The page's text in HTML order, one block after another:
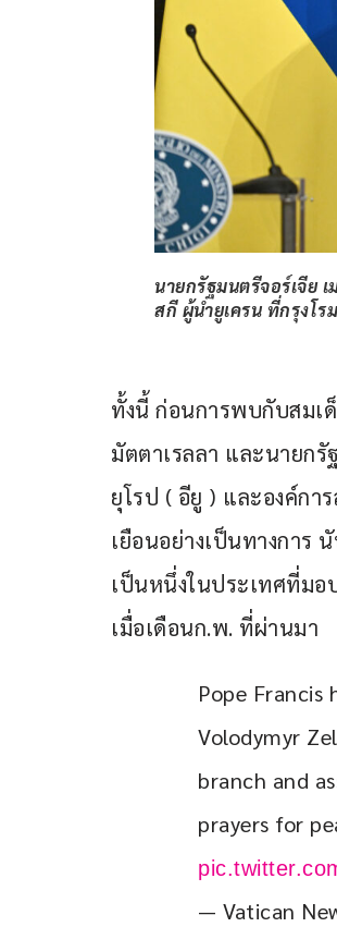
นายกรัฐมนตรีจอร์เจีย
สกี ผู้นำยูเครน ที่กรุงโรม
ทั้งนี้ ก่อนการพบกับสมเ
มัตตาเรลลา และนายก
ยุโรป ( อียู ) และองค์ก
เยือนอย่างเป็นทางการ
เป็นหนึ่งในประเทศที่มอ
เมื่อเดือนก.พ. ที่ผ่านมา
Pope Francis
Volodymyr
branch and
prayers for
— Vatican